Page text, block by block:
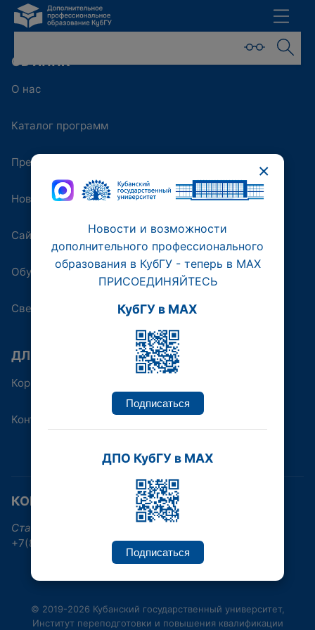
ОБ ИППК
О нас
Каталог программ
Преподаватели
Новости
Сайт университета
Обучающая платформа
Сведения об образовательной организации
ДЛЯ КОГО
Корпоративным клиентам
Контакты
КОНТАКТНАЯ ИНФОРМАЦИЯ
Ставропольская улица, 149, Краснодар
+7(861)219-96-38, +7(861)992-17-30
© 2019-2026 Кубанский государственный университет,
Институт переподготовки и повышения квалификации
×
Новости и возможности
дополнительного профессионального
образования в КубГУ - теперь в МАХ
ПРИСОЕДИНЯЙТЕСЬ
КубГУ в MAX
Подписаться
ДПО КубГУ в MAX
Подписаться